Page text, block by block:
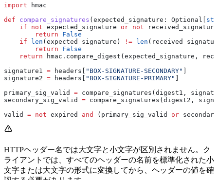
import hmac
def compare_signatures ( expected_signature : Optional[ str
    if
not expected_signature or not
        return
False
    if
len (expected_signature) != len
        return
False
    return
hmac.compare_digest(expected_signature,
signature1 = headers[ "BOX-SIGNATURE-SECONDARY"
signature2 = headers[ "BOX-SIGNATURE-PRIMARY"
primary_sig_valid = compare_signatures(digest1,
secondary_sig_valid = compare_signatures(digest2,
valid = not expired and (primary_sig_valid or
HTTPヘッダー名では大文字と小文字が区別されません。ク
ライアントでは、すべてのヘッダーの名前を標準化された小
文字または大文字の形式に変換してから、ヘッダーの値を確